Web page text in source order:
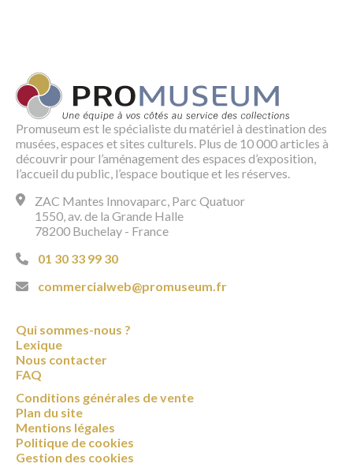
Promuseum est le spécialiste du matériel à destination des
musées, espaces et sites culturels. Plus de 10 000 articles à
découvrir pour l’aménagement des espaces d’exposition,
l’accueil du public, l’espace boutique et les réserves.
ZAC Mantes Innovaparc, Parc Quatuor
1550, av. de la Grande Halle
78200 Buchelay - France
01 30 33 99 30
commercialweb@promuseum.fr
Qui sommes-nous ?
Lexique
Nous contacter
FAQ
Conditions générales de vente
Plan du site
Mentions légales
Politique de cookies
Gestion des cookies